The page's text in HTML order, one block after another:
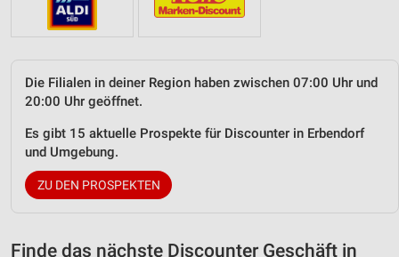
Die Filialen in deiner Region haben zwischen 07:00 Uhr und
20:00 Uhr geöffnet.
Es gibt 15 aktuelle Prospekte für Discounter in Erbendorf
und Umgebung.
ZU DEN PROSPEKTEN
Finde das nächste Discounter Geschäft in